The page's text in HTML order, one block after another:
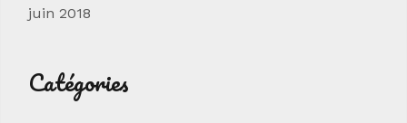
juin 2018
Catégories